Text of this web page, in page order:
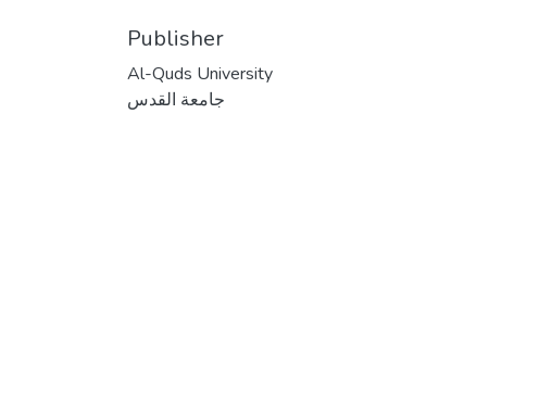
Publisher
Al-Quds University
جامعة القدس